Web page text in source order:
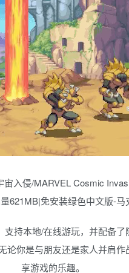
支持本地/在线游玩，并配备了
论你是与朋友还是家人并肩作
享游戏的乐趣。